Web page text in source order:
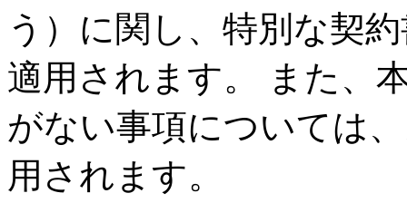
う）に関し、特別な契
適用されます。 また、
がない事項については
用されます。